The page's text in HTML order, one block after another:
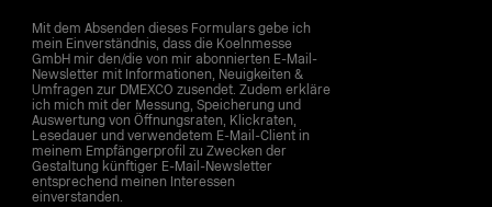
Mit dem Absenden dieses Formulars gebe ich
mein Einverständnis, dass die Koelnmesse
GmbH mir den/die von mir abonnierten E-Mail-
Newsletter mit Informationen, Neuigkeiten &
Umfragen zur DMEXCO zusendet. Zudem erkläre
ich mich mit der Messung, Speicherung und
Auswertung von Öffnungsraten, Klickraten,
Lesedauer und verwendetem E-Mail-Client in
meinem Empfängerprofil zu Zwecken der
Gestaltung künftiger E-Mail-Newsletter
entsprechend meinen Interessen
einverstanden.